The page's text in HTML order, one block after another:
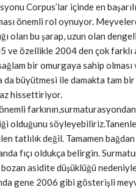
Corpus’lar içinde en
önemli rol oynuyor.
olan bu şarap, uzun olan
ve özellikle 2004 den çok farklı
sağlam bir omurgaya sahip
büyütmesi ile damakta tam
hissettiriyor.
olduğunu
tatlılık değil. Tamamen
fıçı oldukça belirgin.
asidite düşüklüğü
gene 2006 gibi gösterişli